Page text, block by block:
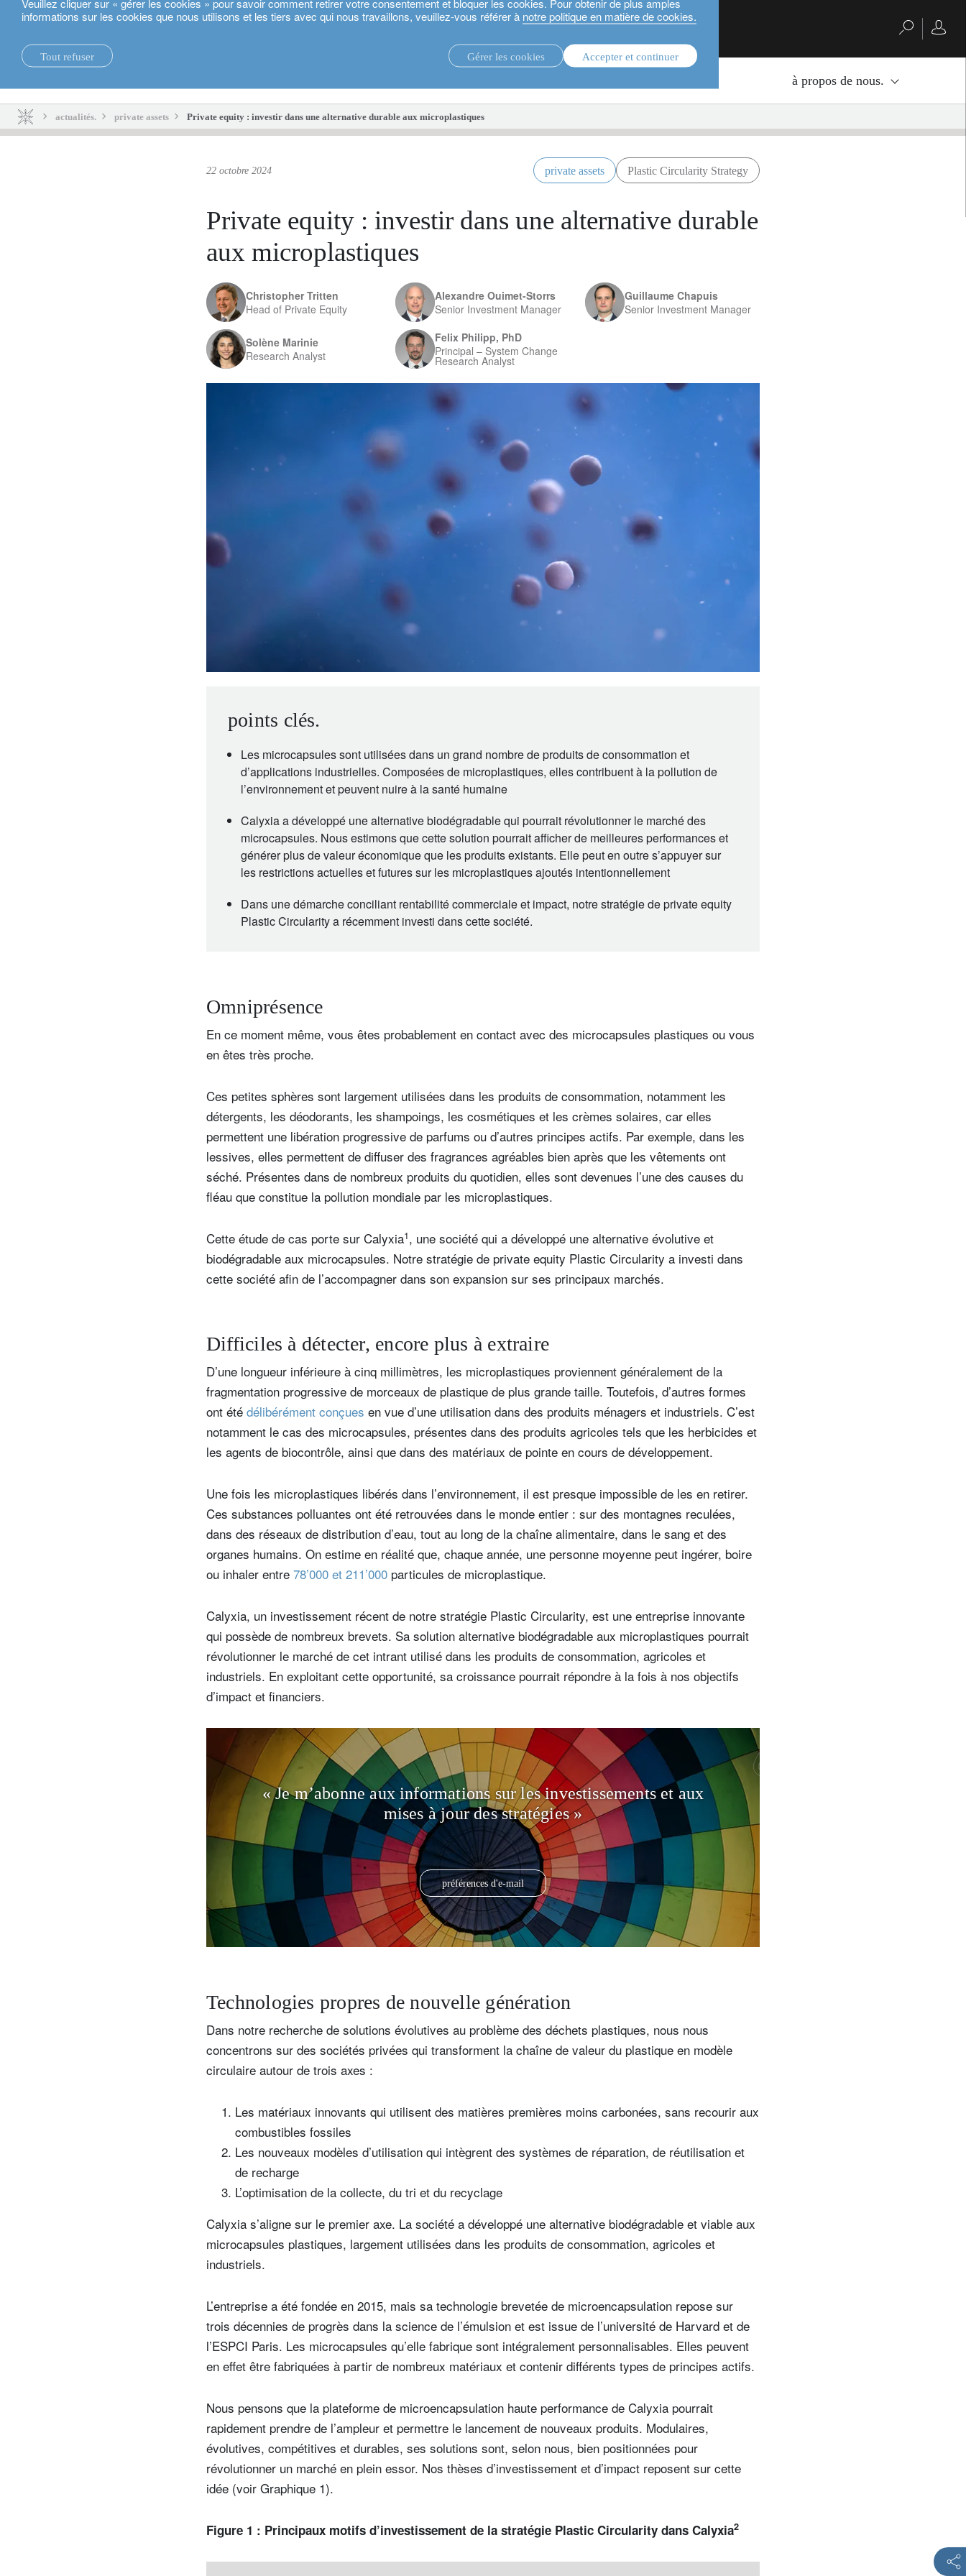
informations sur les cookies que nous utilisons et les tiers avec qui nous travaillons, veuillez-vous référer à notre politique en matière de cookies.
Tout refuser Gérer les cookies Accepter et continuer
à propos de nous.
actualités. private assets Private equity : investir dans une alternative durable aux microplastiques
22 octobre 2024 private assets Plastic Circularity Strategy
Private equity : investir dans une alternative durable
aux microplastiques
Christopher Tritten
Head of Private Equity
Alexandre Ouimet-Storrs
Senior Investment Manager
Guillaume Chapuis
Senior Investment Manager
Solène Marinie
Research Analyst
Felix Philipp, PhD
Principal – System Change
Research Analyst
points clés.
Les microcapsules sont utilisées dans un grand nombre de produits de consommation et
d’applications industrielles. Composées de microplastiques, elles contribuent à la pollution de
l’environnement et peuvent nuire à la santé humaine
Calyxia a développé une alternative biodégradable qui pourrait révolutionner le marché des
microcapsules. Nous estimons que cette solution pourrait afficher de meilleures performances et
générer plus de valeur économique que les produits existants. Elle peut en outre s’appuyer sur
les restrictions actuelles et futures sur les microplastiques ajoutés intentionnellement
Dans une démarche conciliant rentabilité commerciale et impact, notre stratégie de private equity
Plastic Circularity a récemment investi dans cette société.
Omniprésence
En ce moment même, vous êtes probablement en contact avec des microcapsules plastiques ou vous
en êtes très proche.
Ces petites sphères sont largement utilisées dans les produits de consommation, notamment les
détergents, les déodorants, les shampoings, les cosmétiques et les crèmes solaires, car elles
permettent une libération progressive de parfums ou d’autres principes actifs. Par exemple, dans les
lessives, elles permettent de diffuser des fragrances agréables bien après que les vêtements ont
séché. Présentes dans de nombreux produits du quotidien, elles sont devenues l’une des causes du
fléau que constitue la pollution mondiale par les microplastiques.
Cette étude de cas porte sur Calyxia1, une société qui a développé une alternative évolutive et
biodégradable aux microcapsules. Notre stratégie de private equity Plastic Circularity a investi dans
cette société afin de l’accompagner dans son expansion sur ses principaux marchés.
Difficiles à détecter, encore plus à extraire
D’une longueur inférieure à cinq millimètres, les microplastiques proviennent généralement de la
fragmentation progressive de morceaux de plastique de plus grande taille. Toutefois, d’autres formes
ont été délibérément conçues en vue d’une utilisation dans des produits ménagers et industriels. C’est
notamment le cas des microcapsules, présentes dans des produits agricoles tels que les herbicides et
les agents de biocontrôle, ainsi que dans des matériaux de pointe en cours de développement.
Une fois les microplastiques libérés dans l’environnement, il est presque impossible de les en retirer.
Ces substances polluantes ont été retrouvées dans le monde entier : sur des montagnes reculées,
dans des réseaux de distribution d’eau, tout au long de la chaîne alimentaire, dans le sang et des
organes humains. On estime en réalité que, chaque année, une personne moyenne peut ingérer, boire
ou inhaler entre 78’000 et 211’000 particules de microplastique.
Calyxia, un investissement récent de notre stratégie Plastic Circularity, est une entreprise innovante
qui possède de nombreux brevets. Sa solution alternative biodégradable aux microplastiques pourrait
révolutionner le marché de cet intrant utilisé dans les produits de consommation, agricoles et
industriels. En exploitant cette opportunité, sa croissance pourrait répondre à la fois à nos objectifs
d’impact et financiers.
« Je m’abonne aux informations sur les investissements et aux
mises à jour des stratégies »
préférences d'e-mail
Technologies propres de nouvelle génération
Dans notre recherche de solutions évolutives au problème des déchets plastiques, nous nous
concentrons sur des sociétés privées qui transforment la chaîne de valeur du plastique en modèle
circulaire autour de trois axes :
Les matériaux innovants qui utilisent des matières premières moins carbonées, sans recourir aux
combustibles fossiles
Les nouveaux modèles d’utilisation qui intègrent des systèmes de réparation, de réutilisation et
de recharge
L’optimisation de la collecte, du tri et du recyclage
Calyxia s’aligne sur le premier axe. La société a développé une alternative biodégradable et viable aux
microcapsules plastiques, largement utilisées dans les produits de consommation, agricoles et
industriels.
L’entreprise a été fondée en 2015, mais sa technologie brevetée de microencapsulation repose sur
trois décennies de progrès dans la science de l’émulsion et est issue de l’université de Harvard et de
l’ESPCI Paris. Les microcapsules qu’elle fabrique sont intégralement personnalisables. Elles peuvent
en effet être fabriquées à partir de nombreux matériaux et contenir différents types de principes actifs.
Nous pensons que la plateforme de microencapsulation haute performance de Calyxia pourrait
rapidement prendre de l’ampleur et permettre le lancement de nouveaux produits. Modulaires,
évolutives, compétitives et durables, ses solutions sont, selon nous, bien positionnées pour
révolutionner un marché en plein essor. Nos thèses d’investissement et d’impact reposent sur cette
idée (voir Graphique 1).
Figure 1 : Principaux motifs d’investissement de la stratégie Plastic Circularity dans Calyxia2